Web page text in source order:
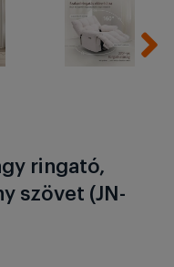
ringató,
szövet (JN-